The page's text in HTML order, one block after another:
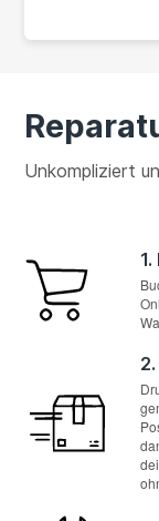
Unkompliziert